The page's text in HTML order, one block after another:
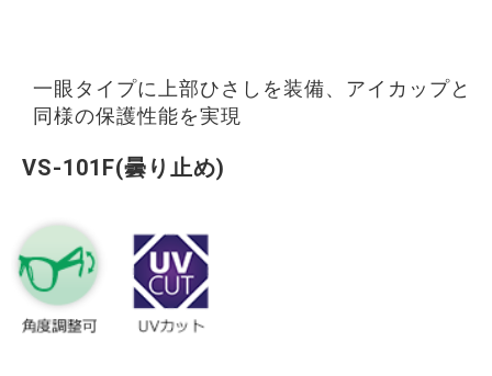
一眼タイプに上部ひさしを装備、アイカップと
同様の保護性能を実現
VS-101F(曇り止め)